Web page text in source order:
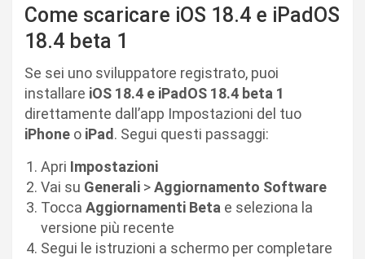
Come scaricare iOS 18.4 e iPadOS
18.4 beta 1
Se sei uno sviluppatore registrato, puoi
installare iOS 18.4 e iPadOS 18.4 beta 1
direttamente dall’app Impostazioni del tuo
iPhone o iPad. Segui questi passaggi:
Apri Impostazioni
Vai su Generali >Aggiornamento Software
Tocca Aggiornamenti Beta e seleziona la
versione più recente
Segui le istruzioni a schermo per completare